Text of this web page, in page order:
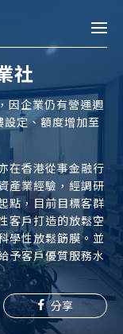
社
因企業仍有營運週
定、額度增加至
在香港從事金融行
產業經驗，經調研
點，目前目標客群
客戶打造的放鬆空
學性放鬆筯膜。並
予客戶優質服務水
分享